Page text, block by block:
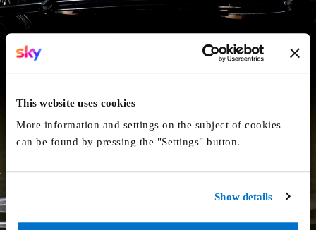
This website uses cookies
More information and settings on the subject of cookies
can be found by pressing the "Settings" button.
Show details